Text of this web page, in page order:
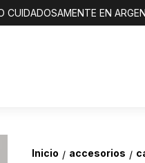
EN
Inicio / accesorios /